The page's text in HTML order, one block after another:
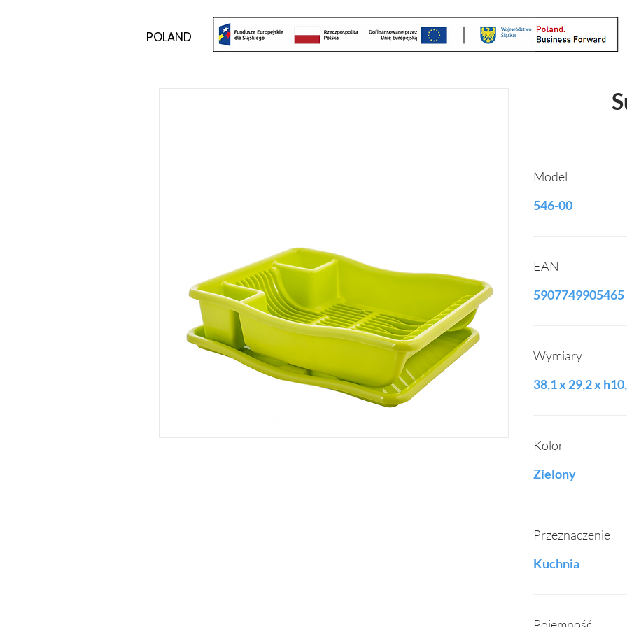
POLAND
Model
546-00
EAN
5907749905465
Wymiary
38,1 x 29,2 x
Kolor
Zielony
Przeznaczenie
Kuchnia